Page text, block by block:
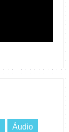
Áudio